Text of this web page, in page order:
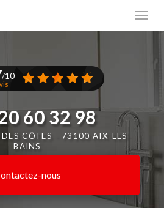
/10
60 32 98
CÔTES - 73100 AIX-LES-
BAINS
nous